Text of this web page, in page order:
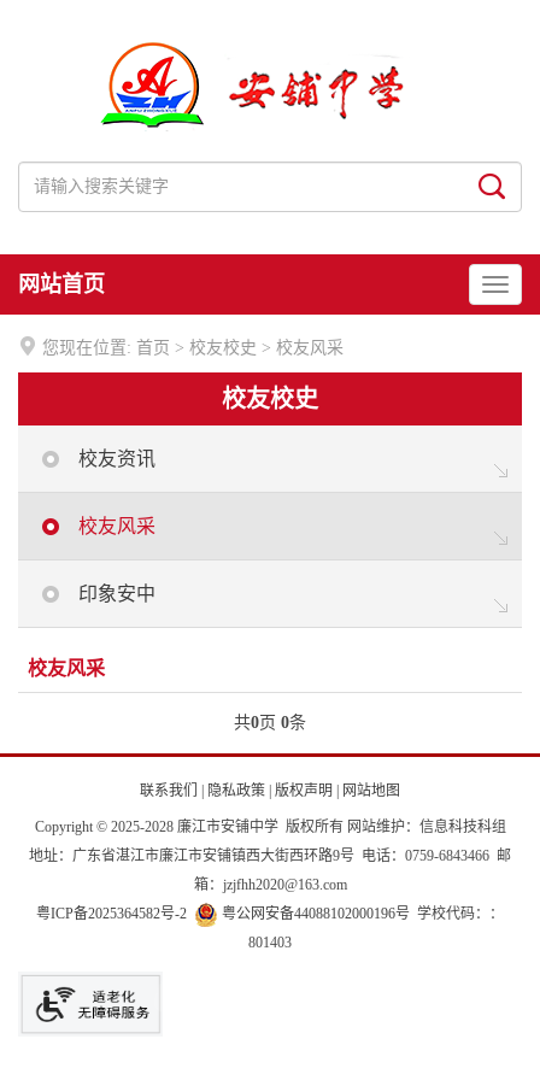
网站首页
 您现在位置: 首页 > 校友校史 > 校友风采
校友校史
校友资讯
校友风采
印象安中
校友风采
共0页 0条
联系我们 隐私政策 版权声明 网站地图
Copyright © 2025-2028 廉江市安铺中学 版权所有 网站维护：信息科技科组
地址：广东省湛江市廉江市安铺镇西大街西环路9号 电话：0759-6843466 邮
箱：jzjfhh2020@163.com
粤ICP备2025364582号-2
粤公网安备44088102000196号 学校代码：：
801403